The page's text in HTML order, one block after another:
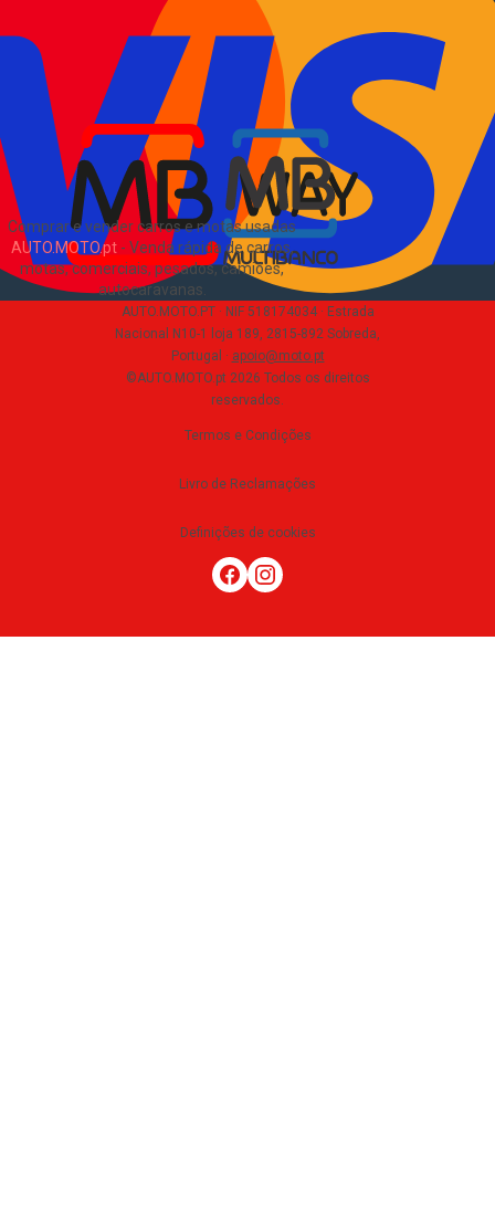
Comprar e vender carros e motas usadas
AUTO.MOTO.pt- Venda rápida de carros,
motas, comerciais, pesados, camiões,
autocaravanas
Pacotes de anúncios
Verificar VIN e matrícula
Sitemap
EN
Sobre Nós
AUTO.MOTO.PT · NIF 518174034 · Estrada
Nacional N10-1 loja 189, 2815-892 Sobreda,
Portugal · apoio@moto.pt
©AUTO.MOTO.pt 2026 Todos os direitos
reservados.
Termos e Condições
Livro de Reclamações
Definições de cookies